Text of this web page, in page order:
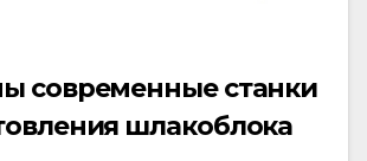
современные станки
шлакоблока